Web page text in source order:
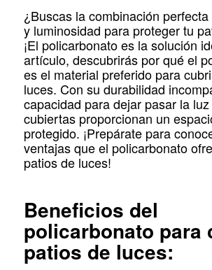
¿Buscas la combinación
y luminosidad para proteger tu
¡El policarbonato es la solución
artículo, descubrirás por qué el
es el material preferido para
luces. Con su durabilidad
capacidad para dejar pasar la
cubiertas proporcionan un
protegido. ¡Prepárate para
ventajas que el policarbonato
patios de luces!
Beneficios del
policarbonato para
patios de luces: